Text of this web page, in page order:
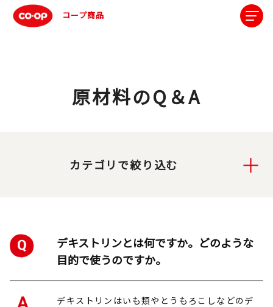
コープ商品
原材料のQ＆A
カテゴリで絞り込む
デキストリンとは何ですか。どのような
目的で使うのですか。
デキストリンはいも類やとうもろこしなどのデ